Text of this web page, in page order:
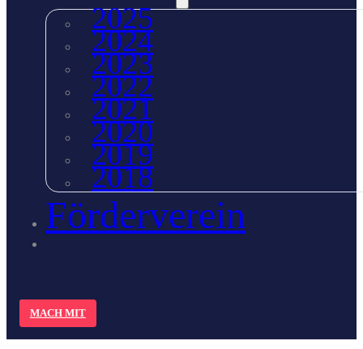
2025
2024
2023
2022
2021
2020
2019
2018
Förderverein
MACH MIT